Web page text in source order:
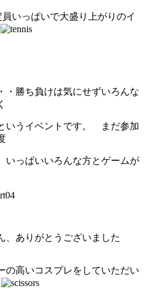
員いっぱいで大盛り上がりのイ
・勝ち負けは気にせずいろんな
いうイベントです。 まだ参加
っぱいいろんな方とゲームが
、ありがとうございました
の高いコスプレをしていただい